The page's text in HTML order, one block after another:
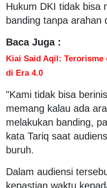
Hukum DKI tidak bisa
banding tanpa arahan
Baca Juga :
Kiai Said Aqil: Terorisme
di Era 4.0
"Kami tidak bisa
memang kalau ada
melakukan banding,
kata Tariq saat
buruh.
Dalam audiensi
kepastian waktu